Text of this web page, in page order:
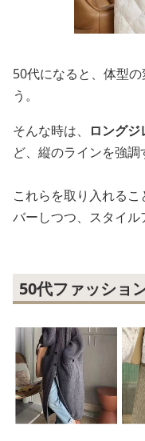
50代になると、体型
う。
そんな時は、
ロング
ど、縦のラインを強調
これらを取り入れる
バーしつつ、スタイル
50代ファッショ